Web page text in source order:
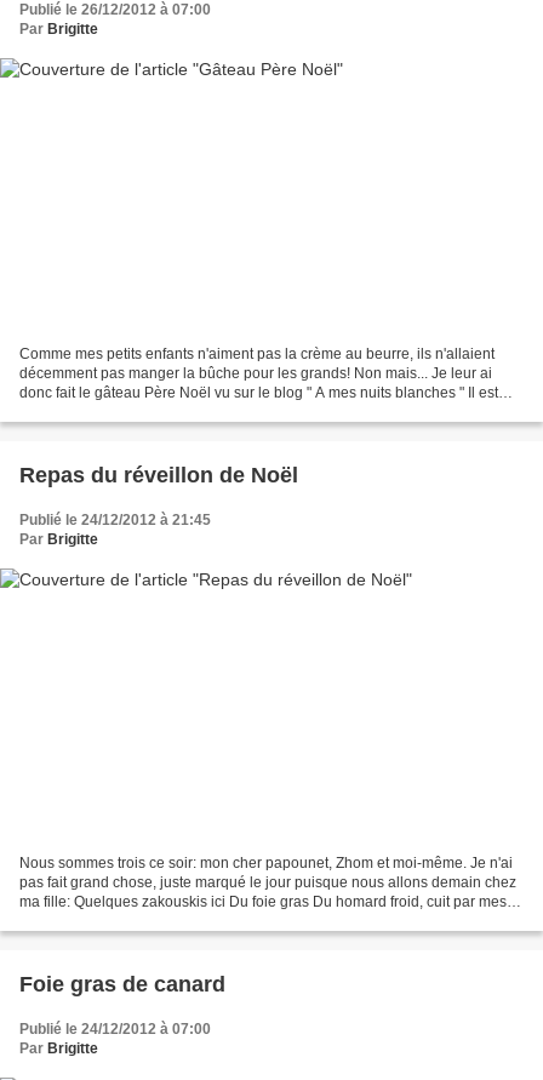
Publié le 26/12/2012 à 07:00
Par Brigitte
Comme mes petits enfants n'aiment pas la crème au beurre, ils n'allaient
décemment pas manger la bûche pour les grands! Non mais... Je leur ai
donc fait le gâteau Père Noël vu sur le blog " A mes nuits blanches " Il est
Repas du réveillon de Noël
Publié le 24/12/2012 à 21:45
Par Brigitte
Nous sommes trois ce soir: mon cher papounet, Zhom et moi-même. Je n'ai
pas fait grand chose, juste marqué le jour puisque nous allons demain chez
ma fille: Quelques zakouskis ici Du foie gras Du homard froid, cuit par mes
Foie gras de canard
Publié le 24/12/2012 à 07:00
Par Brigitte